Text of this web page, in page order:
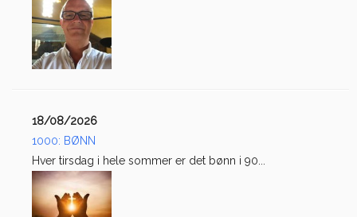
18/08/2026
1000: BØNN
Hver tirsdag i hele sommer er det bønn i 90...